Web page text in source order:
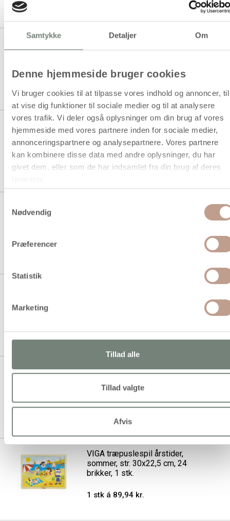
Samtykke Detaljer Om
Denne hjemmeside bruger cookies
Vi bruger cookies til at tilpasse vores indhold og annoncer, til
at vise dig funktioner til sociale medier og til at analysere
vores trafik. Vi deler også oplysninger om din brug af vores
hjemmeside med vores partnere inden for sociale medier,
annonceringspartnere og analysepartnere. Vores partnere
kan kombinere disse data med andre oplysninger, du har
givet dem, eller som de har indsamlet fra din brug af deres
Nødvendig
Præferencer
Statistik
Marketing
Tillad alle
Tillad valgte
Afvis
VIGA Puslespilsreol med 12
Puslespil, H: 275, L: 315 mm, B:
12X24 brikker, 12 dele/ 1 sæt
VIGA puslespilsreol med 12
puslespil, str. 23x27,5x23,5 cm,
12X9 brikker, 12 dele/ 1 sæt
1 stk á 1.150,00 kr.
1 stk á 89,94 kr.
VIGA Træpuslespil Årstider, forår,
VIGA træpuslespil årstider,
sommer, str. 30x22,5 cm, 24
brikker, 1 stk.
1 stk á 89,94 kr.